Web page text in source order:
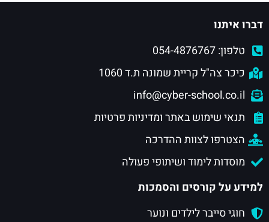
דברו איתנו
טלפון: 054-4876767
כיכר צה"ל קריית שמונה ת.ד 1060
info@cyber-school.co.il
תנאי שימוש באתר ומדיניות פרטיות
הצטרפו לצוות ההדרכה
מוסדות לימוד ושיתופי פעולה
למידע על קורסים והסמכות
חוגי סייבר לילדים ונוער